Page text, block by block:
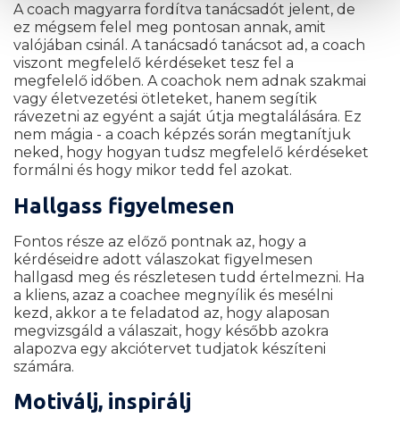
A coach magyarra fordítva tanácsadót jelent, de
ez mégsem felel meg pontosan annak, amit
valójában csinál. A tanácsadó tanácsot ad, a coach
viszont megfelelő kérdéseket tesz fel a
megfelelő időben. A coachok nem adnak szakmai
vagy életvezetési ötleteket, hanem segítik
rávezetni az egyént a saját útja megtalálására. Ez
nem mágia - a coach képzés során megtanítjuk
neked, hogy hogyan tudsz megfelelő kérdéseket
formálni és hogy mikor tedd fel azokat.
Hallgass figyelmesen
Fontos része az előző pontnak az, hogy a
kérdéseidre adott válaszokat figyelmesen
hallgasd meg és részletesen tudd értelmezni. Ha
a kliens, azaz a coachee megnyílik és mesélni
kezd, akkor a te feladatod az, hogy alaposan
megvizsgáld a válaszait, hogy később azokra
alapozva egy akciótervet tudjatok készíteni
számára.
Motiválj, inspirálj